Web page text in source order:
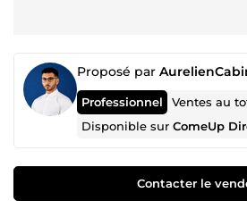
Proposé par
Professionnel Ventes au
Disponible surComeUp
Contacter le